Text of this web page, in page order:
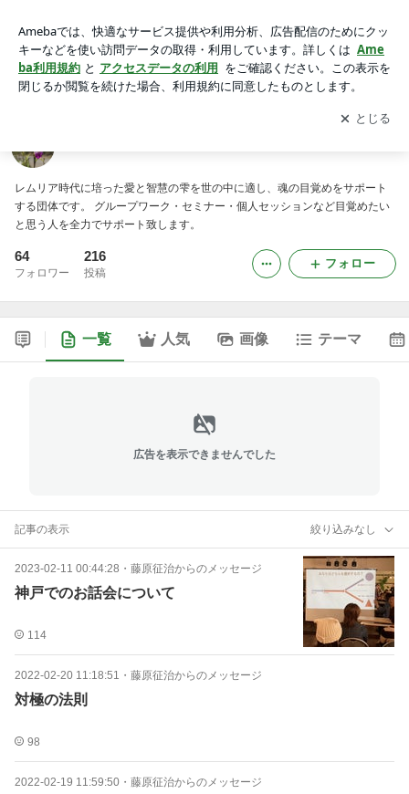
アプリをダウンロードして ブログの更新通知
を受け取りまし
ょう。
開く
レムリア時代に培った愛と智慧の雫を世の中に適し、魂の目覚めをサポート
する団体です。 グループワーク・セミナー・個人セッションなど目覚めたい
と思う人を全力でサポート致します。
64
フォロワー
216
投稿
フォロー
一覧 人気 画像 テーマ
広告を表示できませんでした
記事の表示 絞り込みなし
2023-02-11 00:44:28 ・ 藤原征治からのメッセージ
神戸でのお話会について
114
2022-02-20 11:18:51 ・ 藤原征治からのメッセージ
対極の法則
98
2022-02-19 11:59:50 ・ 藤原征治からのメッセージ